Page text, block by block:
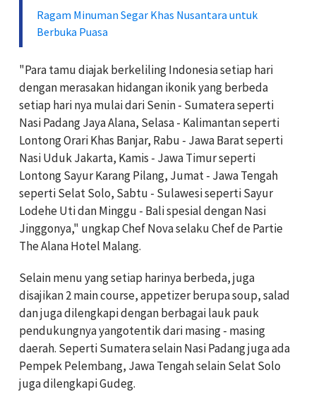
Ragam Minuman Segar Khas Nusantara untuk
Berbuka Puasa
"Para tamu diajak berkeliling Indonesia setiap hari
dengan merasakan hidangan ikonik yang berbeda
setiap hari nya mulai dari Senin - Sumatera seperti
Nasi Padang Jaya Alana, Selasa - Kalimantan seperti
Lontong Orari Khas Banjar, Rabu - Jawa Barat seperti
Nasi Uduk Jakarta, Kamis - Jawa Timur seperti
Lontong Sayur Karang Pilang, Jumat - Jawa Tengah
seperti Selat Solo, Sabtu - Sulawesi seperti Sayur
Lodehe Uti dan Minggu - Bali spesial dengan Nasi
Jinggonya," ungkap Chef Nova selaku Chef de Partie
The Alana Hotel Malang.
Selain menu yang setiap harinya berbeda, juga
disajikan 2 main course, appetizer berupa soup, salad
dan juga dilengkapi dengan berbagai lauk pauk
pendukungnya yangotentik dari masing - masing
daerah. Seperti Sumatera selain Nasi Padang juga ada
Pempek Pelembang, Jawa Tengah selain Selat Solo
juga dilengkapi Gudeg.